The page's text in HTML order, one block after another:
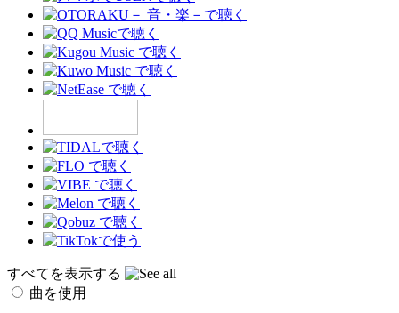
すべてを表示する
曲を使用